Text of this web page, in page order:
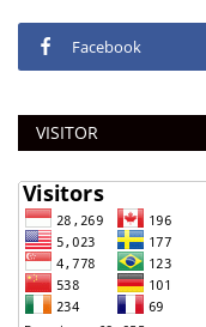
Facebook
VISITOR